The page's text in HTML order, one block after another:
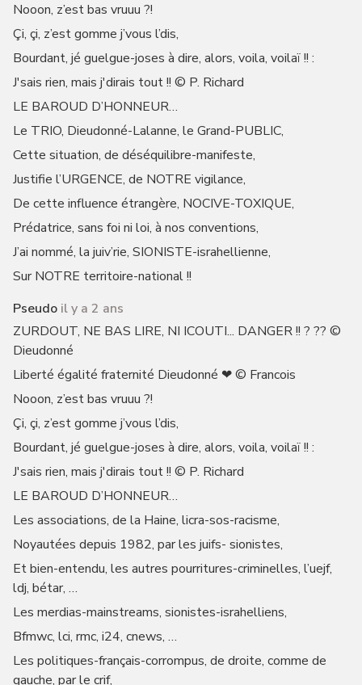
Nooon, z’est bas vruuu ?!
Çi, çi, z’est gomme j’vous l’dis,
Bourdant, jé guelgue-joses à dire, alors, voila, voilaï !! :
J'sais rien, mais j'dirais tout !! © P. Richard
LE BAROUD D’HONNEUR…
Le TRIO, Dieudonné-Lalanne, le Grand-PUBLIC,
Cette situation, de déséquilibre-manifeste,
Justifie l’URGENCE, de NOTRE vigilance,
De cette influence étrangère, NOCIVE-TOXIQUE,
Prédatrice, sans foi ni loi, à nos conventions,
J’ai nommé, la juiv’rie, SIONISTE-israhellienne,
Sur NOTRE territoire-national !!
Pseudo il y a 2 ans
ZURDOUT, NE BAS LIRE, NI ICOUTI... DANGER !! ? ?? ©
Dieudonné
Liberté égalité fraternité Dieudonné ❤ © Francois
Nooon, z’est bas vruuu ?!
Çi, çi, z’est gomme j’vous l’dis,
Bourdant, jé guelgue-joses à dire, alors, voila, voilaï !! :
J'sais rien, mais j'dirais tout !! © P. Richard
LE BAROUD D’HONNEUR…
Les associations, de la Haine, licra-sos-racisme,
Noyautées depuis 1982, par les juifs- sionistes,
Et bien-entendu, les autres pourritures-criminelles, l’uejf,
ldj, bétar, …
Les merdias-mainstreams, sionistes-israhelliens,
Bfmwc, lci, rmc, i24, cnews, …
Les politiques-français-corrompus, de droite, comme de
gauche, par le crif,